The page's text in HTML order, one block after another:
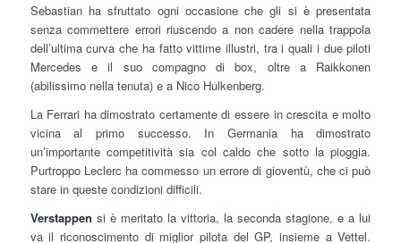
Sebastian ha sfruttato ogni occasione che gli si è presentata
senza commettere errori riuscendo a non cadere nella trappola
dell’ultima curva che ha fatto vittime illustri, tra i quali i due piloti
Mercedes e il suo compagno di box, oltre a Raikkonen
(abilissimo nella tenuta) e a Nico Hulkenberg.
La Ferrari ha dimostrato certamente di essere in crescita e molto
vicina al primo successo. In Germania ha dimostrato
un’importante competitività sia col caldo che sotto la pioggia.
Purtroppo Leclerc ha commesso un errore di gioventù, che ci può
stare in queste condizioni difficili.
Verstappen si è meritato la vittoria, la seconda stagione, e a lui
va il riconoscimento di miglior pilota del GP, insieme a Vettel.